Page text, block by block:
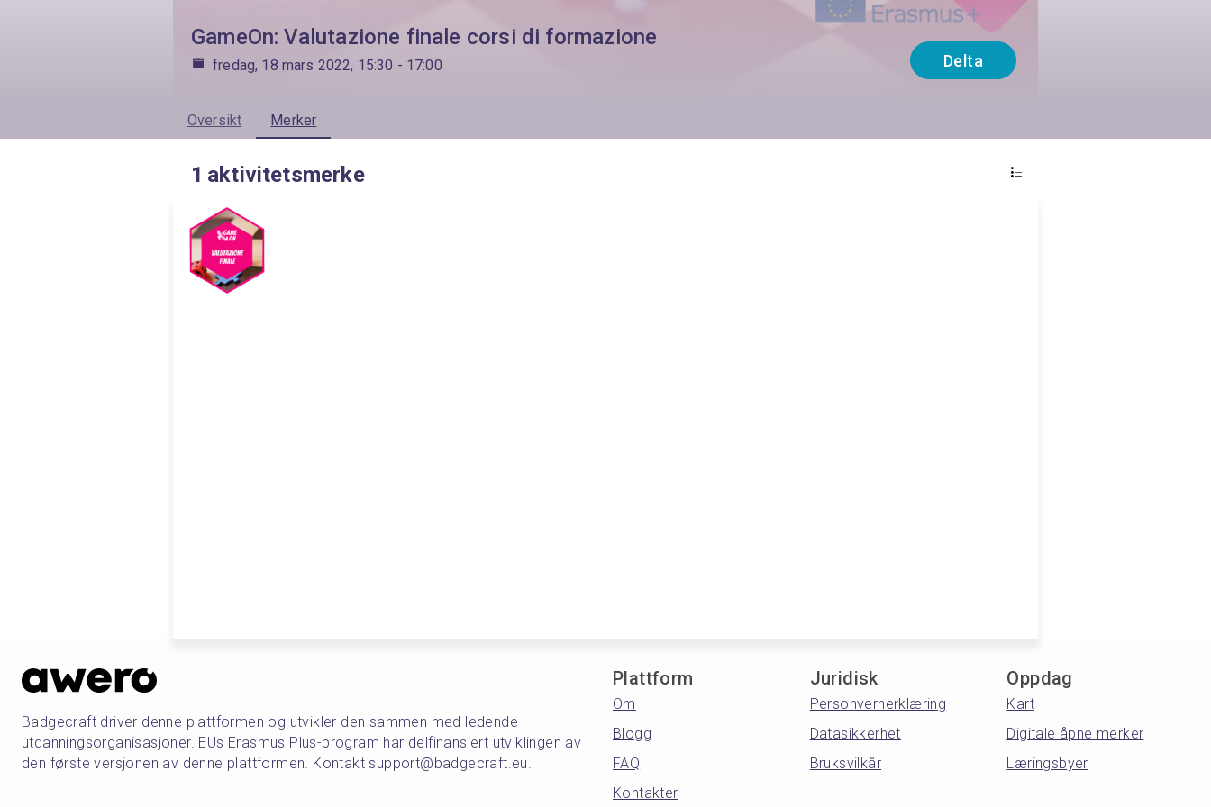
GameOn: Valutazione finale corsi di formazione
fredag, 18 mars 2022, 15:30 - 17:00 Delta
Oversikt Merker
1 aktivitetsmerke
Badgecraft driver denne plattformen og utvikler den sammen med ledende
utdanningsorganisasjoner. EUs Erasmus Plus-program har delfinansiert utviklingen av
den første versjonen av denne plattformen. Kontakt support@badgecraft.eu.
Plattform
Om
Blogg
FAQ
Kontakter
Juridisk
Personvernerklæring
Datasikkerhet
Bruksvilkår
Oppdag
Kart
Digitale åpne merker
Læringsbyer